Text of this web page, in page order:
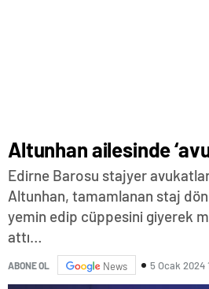
Altunhan ailesinde
Edirne Barosu stajyer
Altunhan, tamamlanan staj
yemin edip cüppesini giyerek
attı…
ABONE OL News 5 Ocak 2024